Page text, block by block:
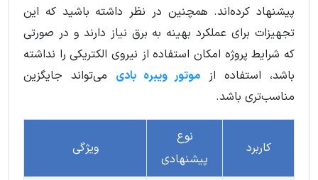
پیشنهاد کرده‌اند. همچنین در نظر داشته باشید که این
تجهیزات برای عملکرد بهینه به برق نیاز دارند و در صورتی
که شرایط پروژه امکان استفاده از نیروی الکتریکی را نداشته
باشد، استفاده از موتور ویبره بادی می‌تواند جایگزین
مناسب‌تری باشد.
کاربرد
نوع
پیشنهادی
ویژگی